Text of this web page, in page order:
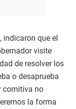
indicaron que el
visite
de resolver los
o desaprueba
comitiva no
la forma